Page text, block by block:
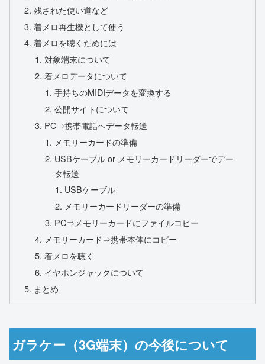
残された使い道など
着メロ再生機として使う
着メロを聴くためには
対象端末について
着メロデータについて
手持ちのMIDIデータを変換する
公開サイトについて
PC⇒携帯電話へデータ転送
メモリーカードの準備
USBケーブル or メモリーカードリーダーでデー
タ転送
USBケーブル
メモリーカードリーダーの準備
PC⇒メモリーカードにファイルコピー
メモリーカード⇒携帯本体にコピー
着メロを聴く
イヤホンジャックについて
まとめ
ガラケー（3G端末）の今後について